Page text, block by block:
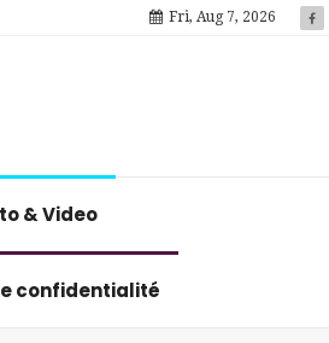
Fri, Aug 7, 2026
& Video
confidentialité